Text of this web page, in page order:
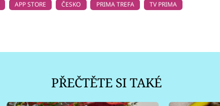
APP STORE ČESKO PRIMA TREFA
TV PRIMA
PŘEČTĚTE SI TAKÉ